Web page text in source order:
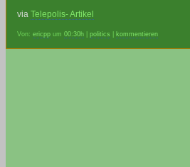
via Telepolis- Artikel
Von: ericpp um 00:30h politics kommentieren